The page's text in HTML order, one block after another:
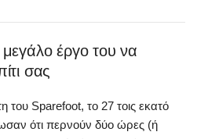
έργο του να
σας
του Sparefoot, το 27 τοις εκατό
ότι περνούν δύο ώρες (ή